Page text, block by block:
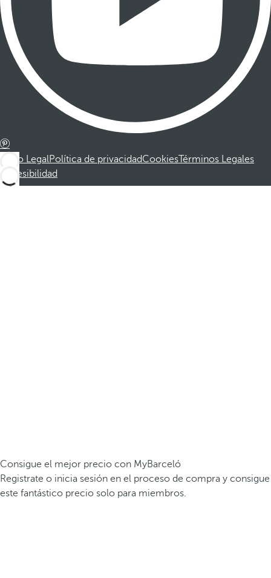
Aviso LegalPolítica de privacidadCookiesTérminos Legales
Accesibilidad
Consigue el mejor precio con MyBarceló
Registrate o inicia sesión en el proceso de compra y consigue
este fantástico precio solo para miembros.